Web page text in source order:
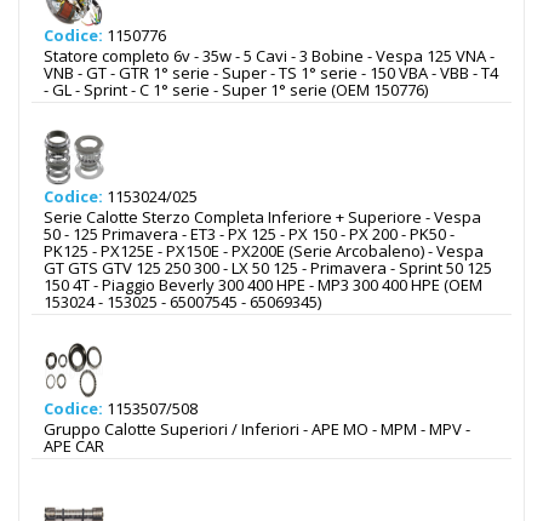
Codice: 1150776
Statore completo 6v - 35w - 5 Cavi - 3 Bobine - Vespa 125 VNA -
VNB - GT - GTR 1° serie - Super - TS 1° serie - 150 VBA - VBB - T4
- GL - Sprint - C 1° serie - Super 1° serie (OEM 150776)
Codice: 1153024/025
Serie Calotte Sterzo Completa Inferiore + Superiore - Vespa
50 - 125 Primavera - ET3 - PX 125 - PX 150 - PX 200 - PK50 -
PK125 - PX125E - PX150E - PX200E (Serie Arcobaleno) - Vespa
GT GTS GTV 125 250 300 - LX 50 125 - Primavera - Sprint 50 125
150 4T - Piaggio Beverly 300 400 HPE - MP3 300 400 HPE (OEM
153024 - 153025 - 65007545 - 65069345)
Codice: 1153507/508
Gruppo Calotte Superiori / Inferiori - APE MO - MPM - MPV -
APE CAR